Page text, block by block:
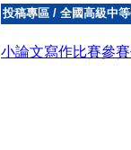
投稿專區/ 全國高級中
小論文寫作比賽參